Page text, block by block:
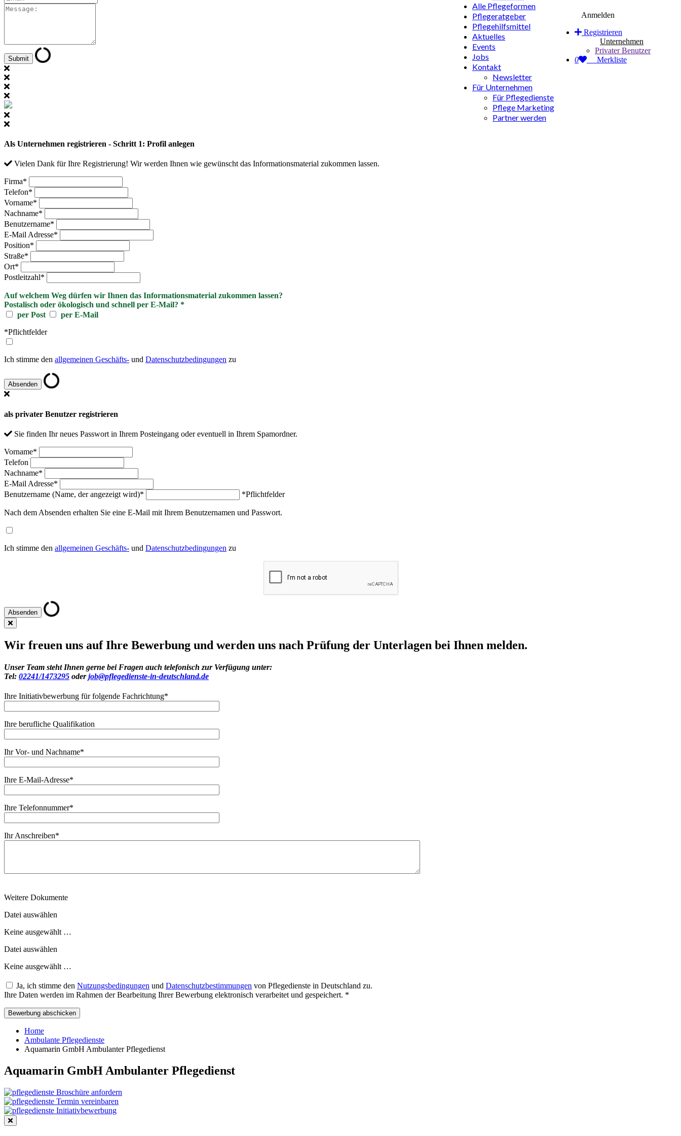
Anmelden
Registrieren
Unternehmen
Privater Benutzer
0
Merkliste
Alle Pflegeformen
Pflegeratgeber
Pflegehilfsmittel
Aktuelles
Events
Jobs
Kontakt
Newsletter
Für Unternehmen
Für Pflegedienste
Pflege Marketing
Partner werden
Als Unternehmen registrieren - Schritt 1: Profil anlegen
Vielen Dank für Ihre Registrierung! Wir werden Ihnen wie gewünscht das Informationsmaterial zukommen lassen.
Firma*
Telefon*
Vorname*
Nachname*
Benutzername*
E-Mail Adresse*
Position*
Straße*
Ort*
Postleitzahl*
Auf welchem Weg dürfen wir Ihnen das Informationsmaterial zukommen lassen?
Postalisch oder ökologisch und schnell per E-Mail? *
per Post
per E-Mail
*Pflichtfelder
Ich stimme den allgemeinen Geschäfts- und Datenschutzbedingungen zu
als privater Benutzer registrieren
Sie finden Ihr neues Passwort in Ihrem Posteingang oder eventuell in Ihrem Spamordner.
Vorname*
Telefon
Nachname*
E-Mail Adresse*
Benutzername (Name, der angezeigt wird)* *Pflichtfelder
Nach dem Absenden erhalten Sie eine E-Mail mit Ihrem Benutzernamen und Passwort.
Ich stimme den allgemeinen Geschäfts- und Datenschutzbedingungen zu
Wir freuen uns auf Ihre Bewerbung und werden uns nach Prüfung der Unterlagen bei Ihnen melden.
Unser Team steht Ihnen gerne bei Fragen auch telefonisch zur Verfügung unter:
Tel: 02241/1473295 oderjob@pflegedienste-in-deutschland.de
Ihre Initiativbewerbung für folgende Fachrichtung*
Ihre berufliche Qualifikation
Ihr Vor- und Nachname*
Ihre E-Mail-Adresse*
Ihre Telefonnummer*
Ihr Anschreiben*
Weitere Dokumente
Datei auswählen
Keine ausgewählt …
Datei auswählen
Keine ausgewählt …
Ja, ich stimme den Nutzungsbedingungen und Datenschutzbestimmungen von Pflegedienste in Deutschland zu.
Ihre Daten werden im Rahmen der Bearbeitung Ihrer Bewerbung elektronisch verarbeitet und gespeichert. *
Bewerbung abschicken
Home
Ambulante Pflegedienste
Aquamarin GmbH Ambulanter Pflegedienst
Aquamarin GmbH Ambulanter Pflegedienst
Broschüre anfordern
Termin vereinbaren
Initiativbewerbung